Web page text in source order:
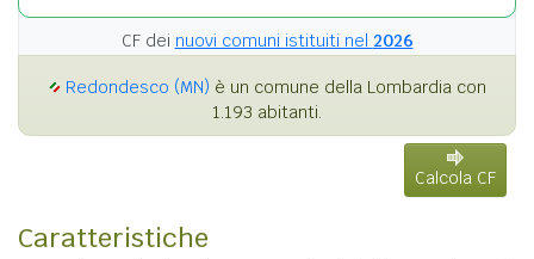
CF dei nuovi comuni istituiti nel 2026
Redondesco (MN) è un comune della Lombardia con
1.193 abitanti.
Calcola CF
Caratteristiche